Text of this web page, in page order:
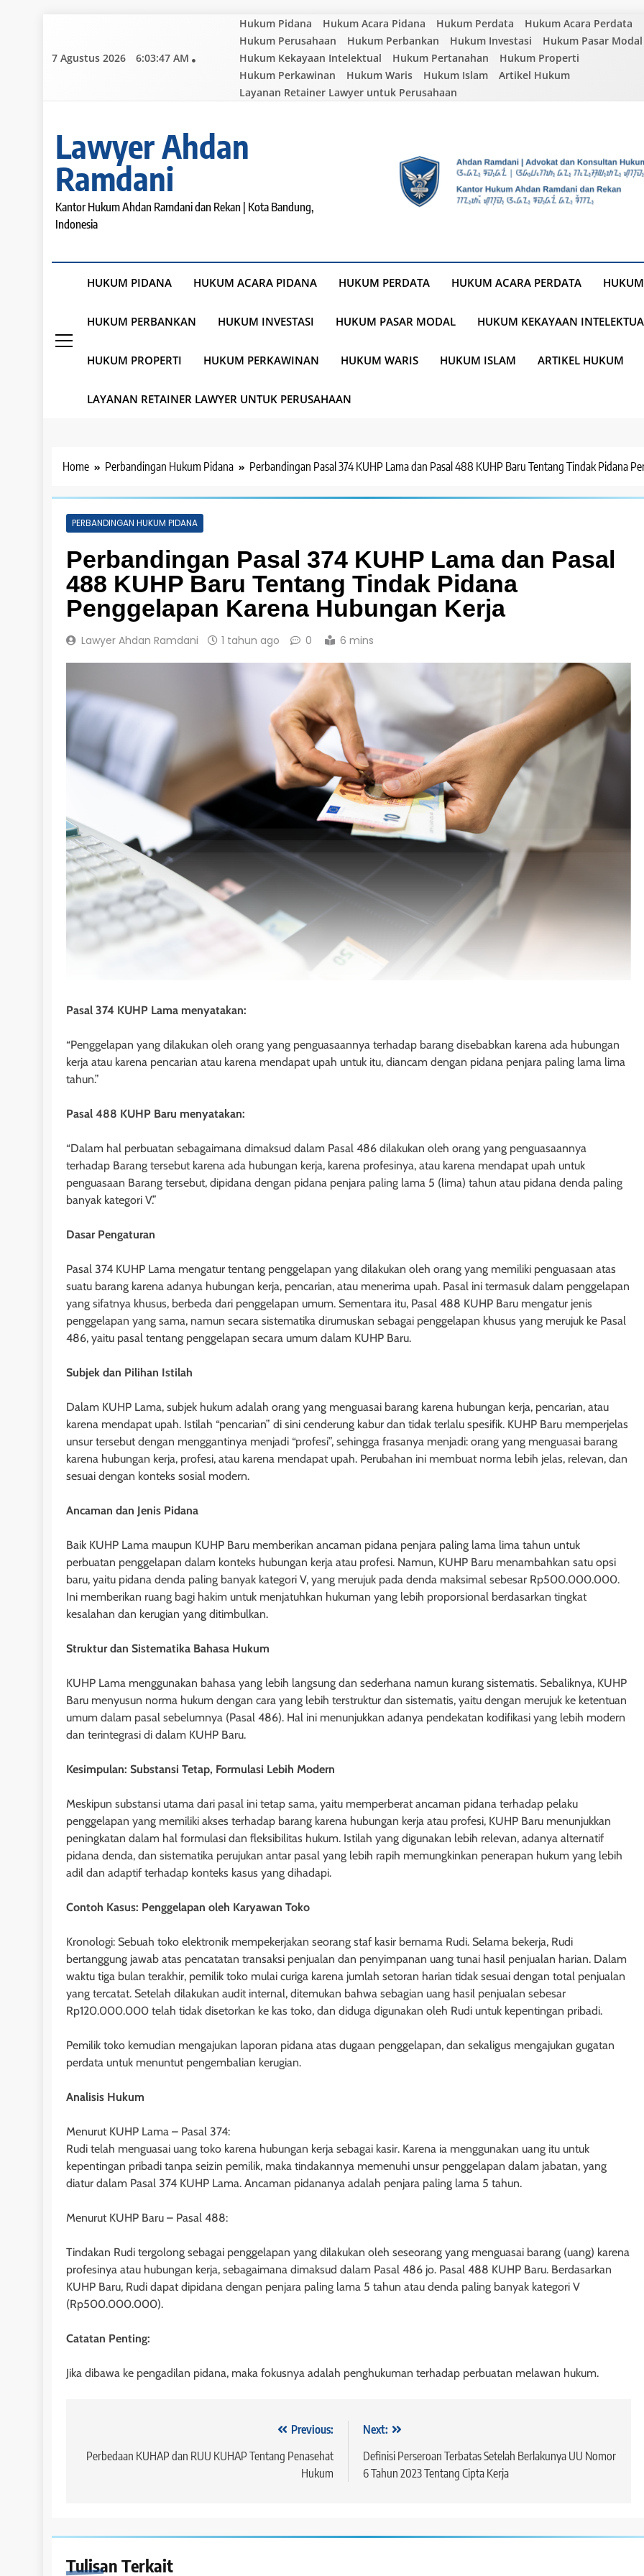
content
7 Agustus 2026 6:03:48 AM
Hukum Pidana Hukum Acara Pidana Hukum Perdata
Hukum Acara Perdata
Hukum Perusahaan
Hukum Perbankan Hukum Investasi
Hukum Pasar Modal
Hukum Kekayaan Intelektual
Hukum Pertanahan
Hukum Properti
Hukum Perkawinan
Hukum Waris Hukum Islam
Artikel Hukum
Layanan Retainer Lawyer untuk Perusahaan
Lawyer Ahdan
Ramdani
Kantor Hukum Ahdan Ramdani dan Rekan | Kota Bandung,
Indonesia
HUKUM PIDANA HUKUM ACARA PIDANA HUKUM PERDATA HUKUM ACARA PERDATA
HUKUM PERBANKAN HUKUM INVESTASI HUKUM PASAR MODAL HUKUM KEKAYAAN
HUKUM PROPERTI HUKUM PERKAWINAN HUKUM WARIS HUKUM ISLAM ARTIKEL HUKUM
LAYANAN RETAINER LAWYER UNTUK PERUSAHAAN
Home Perbandingan Hukum Pidana Perbandingan Pasal 374 KUHP Lama dan Pasal 488 KUHP Baru Tentang Tindak Pidana
PERBANDINGAN HUKUM PIDANA
Perbandingan Pasal 374 KUHP Lama dan Pasal
488 KUHP Baru Tentang Tindak Pidana
Penggelapan Karena Hubungan Kerja
Lawyer Ahdan Ramdani 1 tahun ago 0 6 mins
Pasal 374 KUHP Lama menyatakan:
“Penggelapan yang dilakukan oleh orang yang penguasaannya terhadap barang disebabkan karena ada hubungan
kerja atau karena pencarian atau karena mendapat upah untuk itu, diancam dengan pidana penjara paling lama lima
tahun.”
Pasal 488 KUHP Baru menyatakan:
“Dalam hal perbuatan sebagaimana dimaksud dalam Pasal 486 dilakukan oleh orang yang penguasaannya
terhadap Barang tersebut karena ada hubungan kerja, karena profesinya, atau karena mendapat upah untuk
penguasaan Barang tersebut, dipidana dengan pidana penjara paling lama 5 (lima) tahun atau pidana denda paling
banyak kategori V.”
Dasar Pengaturan
Pasal 374 KUHP Lama mengatur tentang penggelapan yang dilakukan oleh orang yang memiliki penguasaan atas
suatu barang karena adanya hubungan kerja, pencarian, atau menerima upah. Pasal ini termasuk dalam penggelapan
yang sifatnya khusus, berbeda dari penggelapan umum. Sementara itu, Pasal 488 KUHP Baru mengatur jenis
penggelapan yang sama, namun secara sistematika dirumuskan sebagai penggelapan khusus yang merujuk ke Pasal
486, yaitu pasal tentang penggelapan secara umum dalam KUHP Baru.
Subjek dan Pilihan Istilah
Dalam KUHP Lama, subjek hukum adalah orang yang menguasai barang karena hubungan kerja, pencarian, atau
karena mendapat upah. Istilah “pencarian” di sini cenderung kabur dan tidak terlalu spesifik. KUHP Baru memperjelas
unsur tersebut dengan menggantinya menjadi “profesi”, sehingga frasanya menjadi: orang yang menguasai barang
karena hubungan kerja, profesi, atau karena mendapat upah. Perubahan ini membuat norma lebih jelas, relevan, dan
sesuai dengan konteks sosial modern.
Ancaman dan Jenis Pidana
Baik KUHP Lama maupun KUHP Baru memberikan ancaman pidana penjara paling lama lima tahun untuk
perbuatan penggelapan dalam konteks hubungan kerja atau profesi. Namun, KUHP Baru menambahkan satu opsi
baru, yaitu pidana denda paling banyak kategori V, yang merujuk pada denda maksimal sebesar Rp500.000.000.
Ini memberikan ruang bagi hakim untuk menjatuhkan hukuman yang lebih proporsional berdasarkan tingkat
kesalahan dan kerugian yang ditimbulkan.
Struktur dan Sistematika Bahasa Hukum
KUHP Lama menggunakan bahasa yang lebih langsung dan sederhana namun kurang sistematis. Sebaliknya, KUHP
Baru menyusun norma hukum dengan cara yang lebih terstruktur dan sistematis, yaitu dengan merujuk ke ketentuan
umum dalam pasal sebelumnya (Pasal 486). Hal ini menunjukkan adanya pendekatan kodifikasi yang lebih modern
dan terintegrasi di dalam KUHP Baru.
Kesimpulan: Substansi Tetap, Formulasi Lebih Modern
Meskipun substansi utama dari pasal ini tetap sama, yaitu memperberat ancaman pidana terhadap pelaku
penggelapan yang memiliki akses terhadap barang karena hubungan kerja atau profesi, KUHP Baru menunjukkan
peningkatan dalam hal formulasi dan fleksibilitas hukum. Istilah yang digunakan lebih relevan, adanya alternatif
pidana denda, dan sistematika perujukan antar pasal yang lebih rapih memungkinkan penerapan hukum yang lebih
adil dan adaptif terhadap konteks kasus yang dihadapi.
Contoh Kasus: Penggelapan oleh Karyawan Toko
Kronologi: Sebuah toko elektronik mempekerjakan seorang staf kasir bernama Rudi. Selama bekerja, Rudi
bertanggung jawab atas pencatatan transaksi penjualan dan penyimpanan uang tunai hasil penjualan harian. Dalam
waktu tiga bulan terakhir, pemilik toko mulai curiga karena jumlah setoran harian tidak sesuai dengan total penjualan
yang tercatat. Setelah dilakukan audit internal, ditemukan bahwa sebagian uang hasil penjualan sebesar
Rp120.000.000 telah tidak disetorkan ke kas toko, dan diduga digunakan oleh Rudi untuk kepentingan pribadi.
Pemilik toko kemudian mengajukan laporan pidana atas dugaan penggelapan, dan sekaligus mengajukan gugatan
perdata untuk menuntut pengembalian kerugian.
Analisis Hukum
Menurut KUHP Lama – Pasal 374:
Rudi telah menguasai uang toko karena hubungan kerja sebagai kasir. Karena ia menggunakan uang itu untuk
kepentingan pribadi tanpa seizin pemilik, maka tindakannya memenuhi unsur penggelapan dalam jabatan, yang
diatur dalam Pasal 374 KUHP Lama. Ancaman pidananya adalah penjara paling lama 5 tahun.
Menurut KUHP Baru – Pasal 488:
Tindakan Rudi tergolong sebagai penggelapan yang dilakukan oleh seseorang yang menguasai barang (uang) karena
profesinya atau hubungan kerja, sebagaimana dimaksud dalam Pasal 486 jo. Pasal 488 KUHP Baru. Berdasarkan
KUHP Baru, Rudi dapat dipidana dengan penjara paling lama 5 tahun atau denda paling banyak kategori V
(Rp500.000.000).
Catatan Penting:
Jika dibawa ke pengadilan pidana, maka fokusnya adalah penghukuman terhadap perbuatan melawan hukum.
pos
Previous:
Perbedaan KUHAP dan RUU KUHAP Tentang Penasehat
Hukum
Next:
Definisi Perseroan Terbatas Setelah Berlakunya UU Nomor
6 Tahun 2023 Tentang Cipta Kerja
Tulisan Terkait
Pengembalian Objek Hibah Kepada
Penghibah
1 tahun ago
Hak Penghibah untuk Menguasai
Uang dalam Objek Hibah
1 tahun ago
Pasal 30 dan 31 Undang-Undang
Nomor 4 Tahun 1996 tentang Hak
Tanggungan: Ketentuan Penutup
dan Mulai Berlakunya Undang-
Pasal 29 Undang-Undang Nomor
Tahun 1996 tentang Hak
Tanggungan: Pencabutan
Penutup dalam Undang-Undang
1 tahun ago 1 tahun ago
Penghapusan Ketentuan Pasal 1161
KUH Perdata
1 tahun ago
Penjelasan Pasal 1160 KUH
Tentang Prinsip Gadai yang Tidak
Dapat Dibagi-Bagi
1 tahun ago
Pasal 1171 KUHPerdata: Formalitas,
Mekanisme Paksa, dan Perlindungan
Hukum dalam Pemberian Hipotek
Pasal 1170 KUHPerdata: Hipotek
atas Harta Milik Pihak yang
Memiliki Kapasitas Hukum